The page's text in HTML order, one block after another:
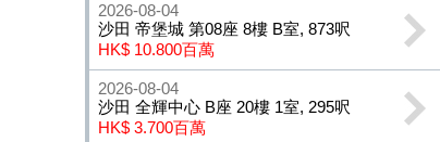
2026-08-04
沙田 帝堡城 第08座 8樓 B室, 873呎
HK$ 10.800百萬
2026-08-04
沙田 全輝中心 B座 20樓 1室, 295呎
HK$ 3.700百萬